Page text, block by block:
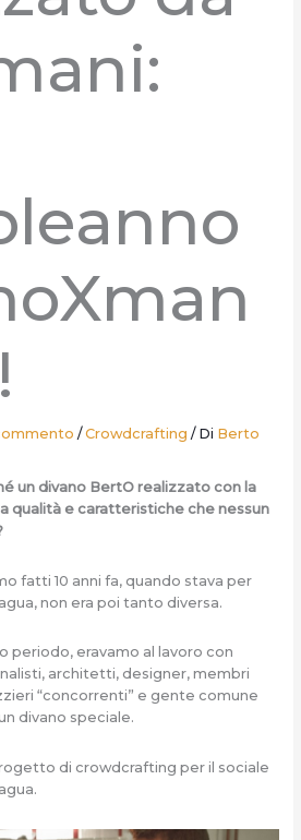
/Crowdcrafting / Di Berto
un divano BertO realizzato con la
qualità e caratteristiche che nessun
fatti 10 anni fa, quando stava per
non era poi tanto diversa.
periodo, eravamo al lavoro con
architetti, designer, membri
“concorrenti” e gente comune
divano speciale.
di crowdcrafting per il sociale